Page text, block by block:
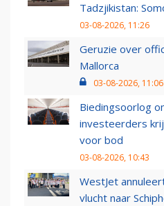
Tadzjikistan:
03-08-2026, 11:26
Geruzie over
Mallorca
03-08-2026, 11:06
Biedingsoorlog
investeerders
voor bod
03-08-2026, 10:43
WestJet
vlucht naar